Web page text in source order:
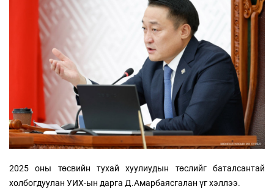
2025 оны төсвийн тухай хуулиудын төслийг баталсантай
холбогдуулан УИХ-ын дарга Д.Амарбаясгалан үг хэллээ.